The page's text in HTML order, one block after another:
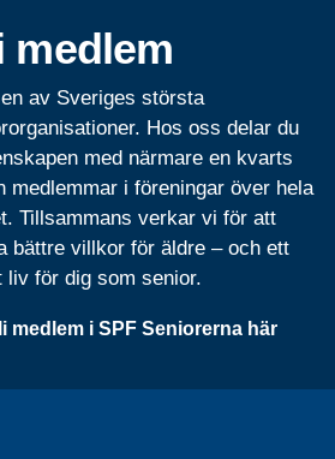
medlem
av Sveriges största
Hos oss delar du
med närmare en kvarts
medlemmar i föreningar över hela
Tillsammans verkar vi för att
bättre villkor för äldre – och ett
liv för dig som senior.
medlem i SPF Seniorerna här